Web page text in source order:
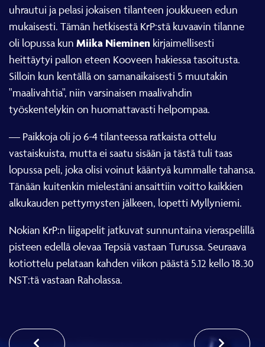
uhrautui ja pelasi jokaisen tilanteen joukkueen edun
mukaisesti. Tämän hetkisestä KrP:stä kuvaavin tilanne
oli lopussa kun Miika Nieminen kirjaimellisesti
heittäytyi pallon eteen Kooveen hakiessa tasoitusta.
Silloin kun kentällä on samanaikaisesti 5 muutakin
"maalivahtia", niin varsinaisen maalivahdin
työskentelykin on huomattavasti helpompaa.
— Paikkoja oli jo 6-4 tilanteessa ratkaista ottelu
vastaiskuista, mutta ei saatu sisään ja tästä tuli taas
lopussa peli, joka olisi voinut kääntyä kummalle tahansa.
Tänään kuitenkin mielestäni ansaittiin voitto kaikkien
alkukauden pettymysten jälkeen, lopetti Myllyniemi.
Nokian KrP:n liigapelit jatkuvat sunnuntaina vieraspelillä
pisteen edellä olevaa Tepsiä vastaan Turussa. Seuraava
kotiottelu pelataan kahden viikon päästä 5.12 kello 18.30
NST:tä vastaan Raholassa.